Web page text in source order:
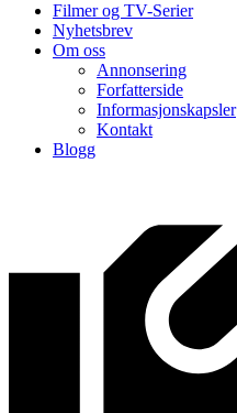
Filmer og TV-Serier
Nyhetsbrev
Om oss
Annonsering
Forfatterside
Informasjonskapsler
Kontakt
Blogg